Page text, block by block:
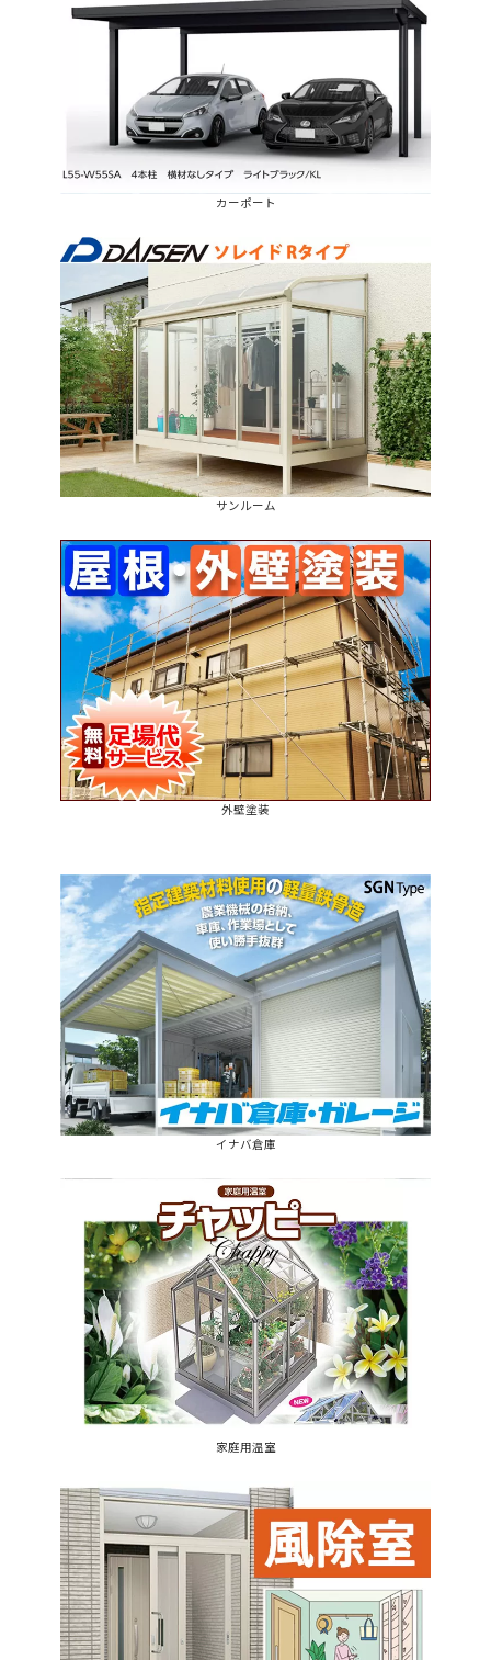
カーポート
サンルーム
外壁塗装
イナバ倉庫
家庭用温室